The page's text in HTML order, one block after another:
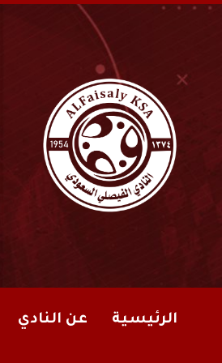
الرئيسية عن النادي